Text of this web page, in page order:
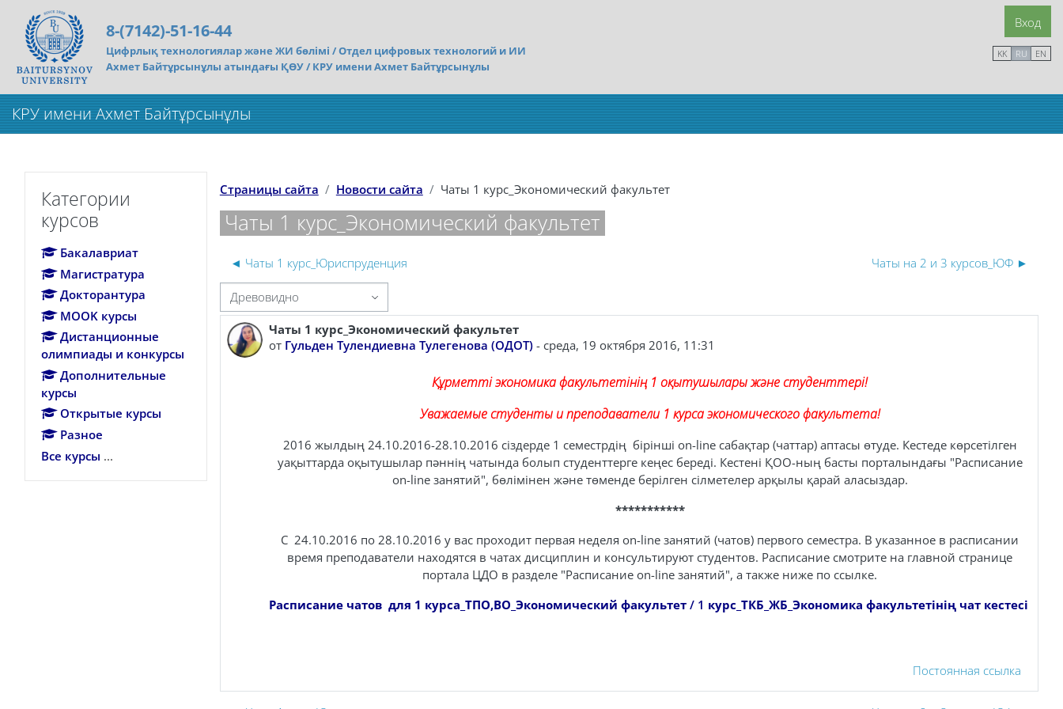
Перейти к основному содержанию
8-(7142)-51-16-44
Цифрлық технологиялар және ЖИ бөлімі /Отдел цифровых технологий и ИИ
Ахмет Байтұрсынұлы атындағы ҚӨУ / КРУ имени Ахмет Байтұрсынұлы
Вход
KK RU EN
КРУ имени Ахмет Байтұрсынұлы
Страницы сайта Новости сайта Чаты 1 курс_Экономический факультет
Чаты 1 курс_Экономический факультет
◄ Чаты 1 курс_Юриспруденция Чаты на 2 и 3 курсов_ЮФ ►
Режим отображения
Чаты 1 курс_Экономический факультет
от Гульден Тулендиевна Тулегенова (ОДОТ)- среда, 19 октября 2016, 11:31
Количество ответов: 0
Құрметті экономика факультетінің 1 оқытушылары және студенттері!
Уважаемые студенты и преподаватели 1 курса экономического факультета!
2016 жылдың 24.10.2016-28.10.2016 сіздерде 1 семестрдің бірінші on-line сабақтар (чаттар) аптасы өтуде. Кестеде көрсетілген
уақыттарда оқытушылар пәннің чатында болып студенттерге кеңес береді. Кестені ҚОО-ның басты порталындағы "Расписание
on-line занятий", бөлімінен және төменде берілген сілметелер арқылы қарай аласыздар.
***********
С 24.10.2016 по 28.10.2016 у вас проходит первая неделя on-line занятий (чатов) первого семестра. В указанное в расписании
время преподаватели находятся в чатах дисциплин и консультируют студентов. Расписание смотрите на главной странице
портала ЦДО в разделе "Расписание on-line занятий", а также ниже по ссылке.
Расписание чатов для 1 курса_ТПО,ВО _Экономический факультет / 1 курс_ТКБ_ЖБ_ Экономика факультетінің чат кестесі
Постоянная ссылка
Категории
курсов
Бакалавриат
Магистратура
Докторантура
MOOK курсы
Дистанционные
олимпиады и конкурсы
Дополнительные
курсы
Открытые курсы
Разное
Все курсы ...